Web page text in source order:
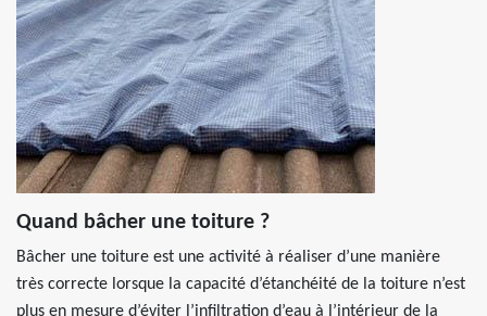
Quand bâcher une toiture ?
Bâcher une toiture est une activité à réaliser d’une manière
très correcte lorsque la capacité d’étanchéité de la toiture n’est
plus en mesure d’éviter l’infiltration d’eau à l’intérieur de la